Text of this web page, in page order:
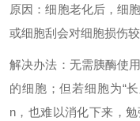
原因：细胞老化后，细
或细胞刮会对细胞损伤
解决办法：无需胰酶使
的细胞；但若细胞为“
n，也难以消化下来，